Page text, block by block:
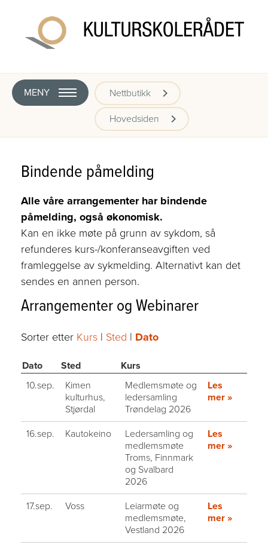
MENY Nettbutikk
Hovedsiden
Bindende påmelding
Alle våre arrangementer har bindende
påmelding, også økonomisk.
Kan en ikke møte på grunn av sykdom, så
refunderes kurs-/konferanseavgiften ved
framleggelse av sykmelding. Alternativt kan det
sendes en annen person.
Arrangementer og Webinarer
Sorter etter Kurs | Sted | Dato
Dato Sted
Kurs
10.sep.
Kimen
kulturhus,
Stjørdal
Medlemsmøte og
ledersamling
Trøndelag 2026
Les
mer »
16.sep. Kautokeino
Ledersamling og
medlemsmøte
Troms, Finnmark
og Svalbard
2026
Les
mer »
17.sep. Voss
Leiarmøte og
medlemsmøte,
Vestland 2026
Les
mer »